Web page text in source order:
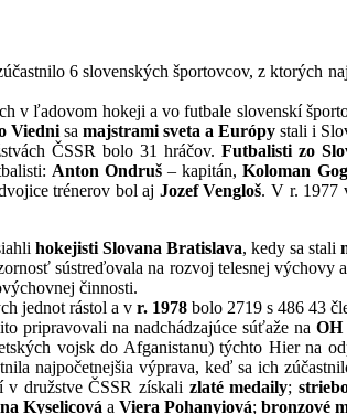
6 slovenských športovcov, z ktorých
v ľadovom hokeji a vo futbale slovenskí
Viedni samajstrami sveta a Európy stali i
ČSSR bolo 31 hráčov. Futbalisti zo
Anton Ondruš – kapitán, Koloman
trénerov bol aj Jozef Vengloš. V r. 1977
hokejisti Slovana Bratislava, kedy sa stali
sústreďovala na rozvoj telesnej výchovy
činnosti.
jednot rástol a v r. 1978 bolo 2719 s 486 43
pripravovali na nadchádzajúce súťaže na OH
vojsk do Afganistanu) týchto Hier na
najpočetnejšia výprava, keď sa ich
v družstve ČSSR získali zlaté medaily;
Kyselicová a Viera Pohanyiová; bronzové